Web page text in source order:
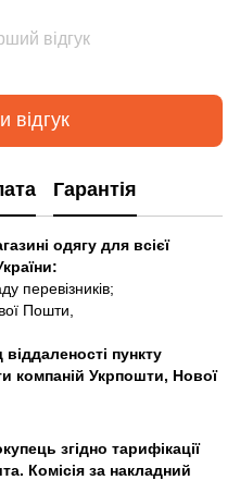
відгук
відгук
Гарантія
одягу для всієї
перевізників;
Пошти,
пункту
компаній Укрпошти, Нової
згідно тарифікації
Комісія за накладний